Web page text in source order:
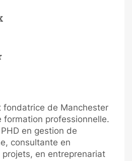
fondatrice de Manchester
formation professionnelle.
en gestion de
consultante en
en entreprenariat